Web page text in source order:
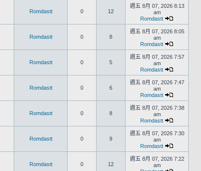
Romdastt 0 12
週五 8月 07, 2026 8:13
am
Romdastt
Romdastt 0 8
週五 8月 07, 2026 8:05
am
Romdastt
Romdastt 0 5
週五 8月 07, 2026 7:57
am
Romdastt
Romdastt 0 6
週五 8月 07, 2026 7:47
am
Romdastt
Romdastt 0 8
週五 8月 07, 2026 7:38
am
Romdastt
Romdastt 0 9
週五 8月 07, 2026 7:30
am
Romdastt
Romdastt 0 12
週五 8月 07, 2026 7:22
am